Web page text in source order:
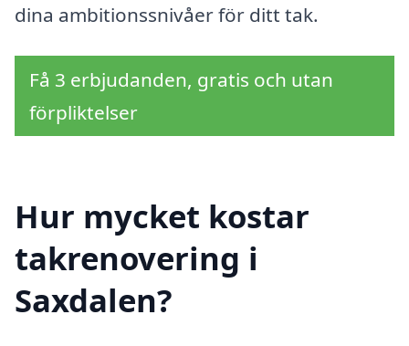
dina ambitionssnivåer för ditt tak.
Få 3 erbjudanden, gratis och utan
förpliktelser
Hur mycket kostar
takrenovering i
Saxdalen?